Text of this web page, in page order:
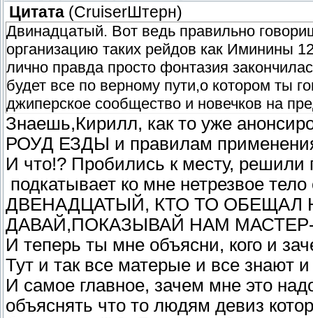
Цитата (СruiserШтерн)
Двинадцатый. Вот ведь правильно
организацию таких рейдов как Иминины
лично правда просто фонтазия
будет все по верному пути,о котором ты
джиперское сообщество и новечков на
Знаешь,Кирилл, как то уже
РОУД ЕЗДЫ и правилам
И что!? Пробились к месту, решили
подкатывает ко мне нетрезвое
ДВЕНАДЦАТЫЙ, КТО ТО ОБЕЩАЛ
ДАВАЙ,ПОКАЗЫВАЙ НАМ
И теперь ты мне объясни, кого и
Тут и так все матерые и все знают
И самое главное, зачем мне это
объяснять что то людям девиз